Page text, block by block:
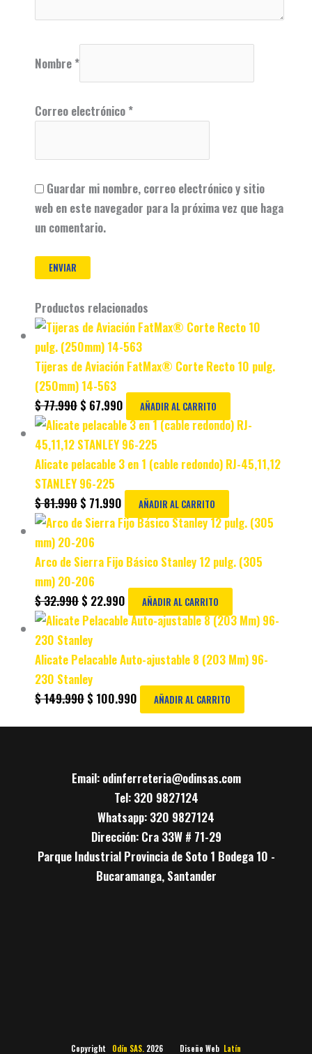
Nombre *
Correo electrónico *
Guardar mi nombre, correo electrónico y sitio
web en este navegador para la próxima vez que haga
un comentario.
Productos relacionados
Tijeras de Aviación FatMax® Corte Recto 10 pulg.
(250mm) 14-563
$77.990 $ 67.990 AÑADIR AL CARRITO
Alicate pelacable 3 en 1 (cable redondo) RJ-45,11,12
STANLEY 96-225
$81.990 $ 71.990 AÑADIR AL CARRITO
Arco de Sierra Fijo Básico Stanley 12 pulg. (305
mm) 20-206
$32.990 $ 22.990 AÑADIR AL CARRITO
Alicate Pelacable Auto-ajustable 8 (203 Mm) 96-
230 Stanley
$149.990 $ 100.990 AÑADIR AL CARRITO
Email: odinferreteria@odinsas.com
Tel: 320 9827124
Whatsapp: 320 9827124
Dirección: Cra 33W # 71-29
Parque Industrial Provincia de Soto 1 Bodega 10 -
Bucaramanga, Santander
Copyright Odín SAS. 2026 Diseño Web Latín